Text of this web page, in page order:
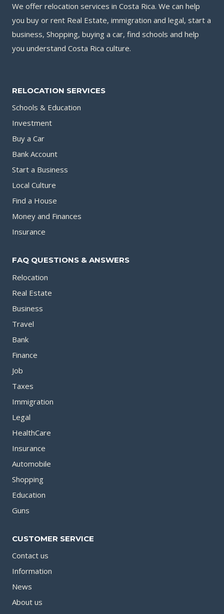
We offer relocation services in Costa Rica. We can help
you buy or rent Real Estate, immigration and legal, start a
business, Shopping, buying a car, find schools and help
you understand Costa Rica culture.
RELOCATION SERVICES
Schools & Education
Investment
Buy a Car
Bank Account
Start a Business
Local Culture
Find a House
Money and Finances
Insurance
FAQ QUESTIONS & ANSWERS
Relocation
Real Estate
Business
Travel
Bank
Finance
Job
Taxes
Immigration
Legal
HealthCare
Insurance
Automobile
Shopping
Education
Guns
CUSTOMER SERVICE
Contact us
Information
News
About us